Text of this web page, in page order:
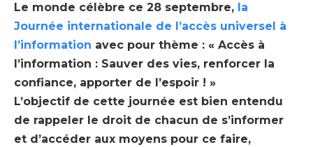
Le monde célèbre ce 28 septembre, la
Journée internationale de l’accès universel à
l’information avec pour thème : « Accès à
l’information : Sauver des vies, renforcer la
confiance, apporter de l’espoir ! »
L’objectif de cette journée est bien entendu
de rappeler le droit de chacun de s’informer
et d’accéder aux moyens pour ce faire,